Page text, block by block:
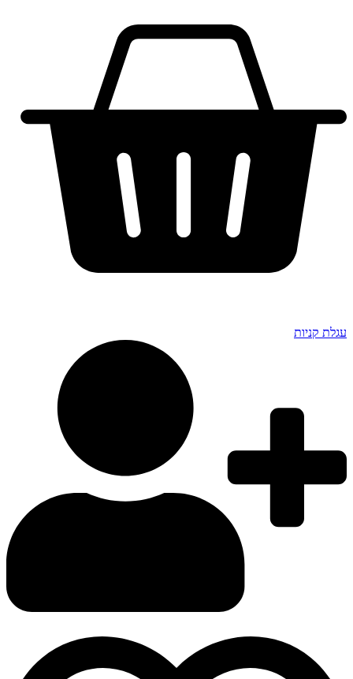
עגלת קניות